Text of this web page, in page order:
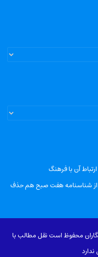
آن با فرهنگ
از شناسنامه هفت صبح هم حذف
محفوظ است نقل مطالب با